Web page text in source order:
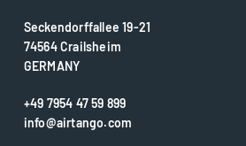
Seckendorffallee 19-21
74564 Crailsheim
GERMANY
+49 7954 47 59 899
info@airtango.com